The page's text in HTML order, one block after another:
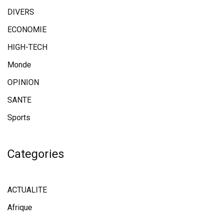
DIVERS
ECONOMIE
HIGH-TECH
Monde
OPINION
SANTE
Sports
Categories
ACTUALITE
Afrique